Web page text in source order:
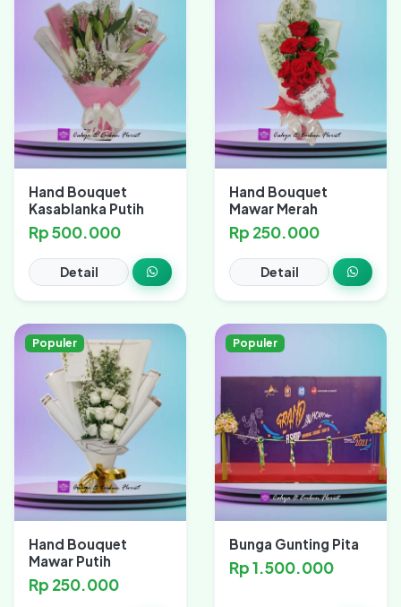
Hand Bouquet
Kasablanka Putih
Rp 500.000
Detail
Hand Bouquet
Mawar Merah
Rp 250.000
Detail
Populer
Hand Bouquet
Mawar Putih
Rp 250.000
Populer
Bunga Gunting Pita
Rp 1.500.000